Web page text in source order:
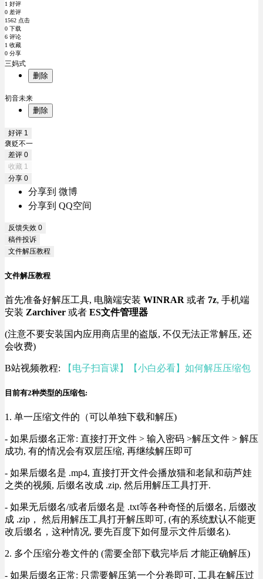
1 好评
0 差评
1562 点击
0 下载
6 评论
1 收藏
0 分享
三妈式
删除
初音未来
删除
好评 1
褒贬不一
差评 0
收藏 1
分享 0
分享到 微博
分享到 QQ空间
反馈失效 0
稿件投诉
文件解压教程
文件解压教程
首先准备好解压工具, 电脑端安装 WINRAR 或者 7z, 手机端
安装 Zarchiver 或者 ES文件管理器
(注意不要安装国内应用商店里的盗版, 不仅无法正常解压, 还
会收费)
B站视频教程: 【电子扫盲课】【小白必看】如何解压压缩包
目前有2种类型的压缩包:
1. 单一压缩文件的（可以单独下载和解压)
- 如果后缀名正常: 直接打开文件 > 输入密码 >解压文件 > 解压
成功, 有的情况会有双层压缩, 再继续解压即可
- 如果后缀名是 .mp4, 直接打开文件会播放猫和老鼠和葫芦娃
之类的视频, 后缀名改成 .zip, 然后用解压工具打开.
- 如果无后缀名/或者后缀名是 .txt等各种奇怪的后缀名, 后缀改
成 .zip， 然后用解压工具打开解压即可, (有的系统默认不能更
改后缀名，这种情况, 要先百度下如何显示文件后缀名).
2. 多个压缩分卷文件的 (需要全部下载完毕后 才能正确解压)
- 如果后缀名正常: 只需要解压第一个分卷即可, 工具在解压过